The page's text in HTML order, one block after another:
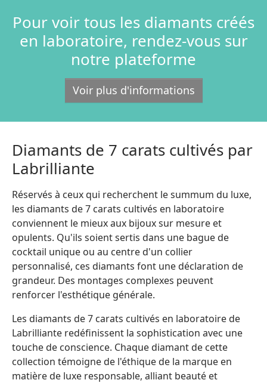
Pour voir tous les diamants créés
en laboratoire, rendez-vous sur
notre plateforme
Voir plus d'informations
Diamants de 7 carats cultivés par
Labrilliante
Réservés à ceux qui recherchent le summum du luxe,
les diamants de 7 carats cultivés en laboratoire
conviennent le mieux aux bijoux sur mesure et
opulents. Qu'ils soient sertis dans une bague de
cocktail unique ou au centre d'un collier
personnalisé, ces diamants font une déclaration de
grandeur. Des montages complexes peuvent
renforcer l'esthétique générale.
Les diamants de 7 carats cultivés en laboratoire de
Labrilliante redéfinissent la sophistication avec une
touche de conscience. Chaque diamant de cette
collection témoigne de l'éthique de la marque en
matière de luxe responsable, alliant beauté et